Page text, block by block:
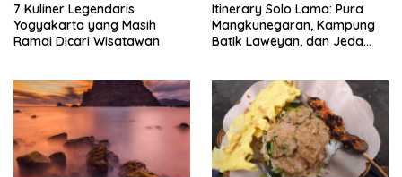
7 Kuliner Legendaris
Yogyakarta yang Masih
Ramai Dicari Wisatawan
Itinerary Solo Lama: Pura
Mangkunegaran, Kampung
Batik Laweyan, dan Jeda